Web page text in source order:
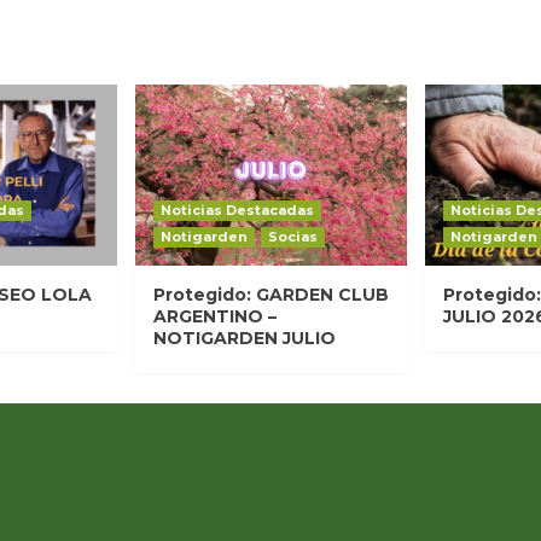
LOLA
Noticias Destacadas
Notigarden
Socias
Protegido: GARDEN CLUB
ARGENTINO –
NOTIGARDEN JULIO
Noticias
Notigarden
Protegido:
JULIO